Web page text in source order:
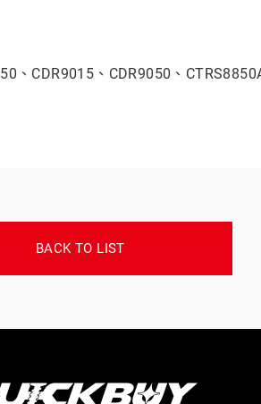
CDR9015、CDR9050、
BACK TO LIST